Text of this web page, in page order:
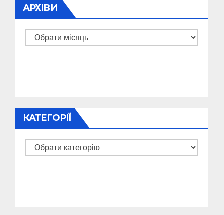
АРХІВИ
Архіви
КАТЕГОРІЇ
Категорії